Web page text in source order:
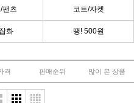
팬츠 코트/자켓
화 땡! 500원
격 판매순위 많이 본 상품